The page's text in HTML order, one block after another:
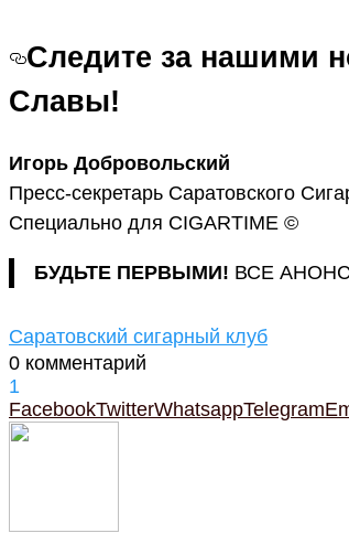
Следите за нашими
Славы!
Игорь Добровольский
Пресс-секретарь Саратовского
Специально для CIGARTIME ©
БУДЬТЕ ПЕРВЫМИ! ВСЕ
Саратовский сигарный клуб
0 комментарий
1
FacebookTwitterWhatsappTelegram